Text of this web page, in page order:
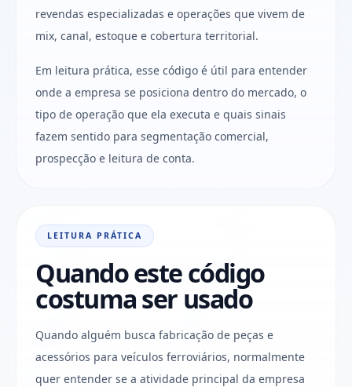
revendas especializadas e operações que vivem de
mix, canal, estoque e cobertura territorial.
Em leitura prática, esse código é útil para entender
onde a empresa se posiciona dentro do mercado, o
tipo de operação que ela executa e quais sinais
fazem sentido para segmentação comercial,
prospecção e leitura de conta.
LEITURA PRÁTICA
Quando este código
costuma ser usado
Quando alguém busca fabricação de peças e
acessórios para veículos ferroviários, normalmente
quer entender se a atividade principal da empresa